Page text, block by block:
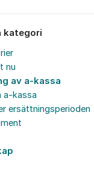
kategori
nu
av a-kassa
a-kassa
ersättningsperioden